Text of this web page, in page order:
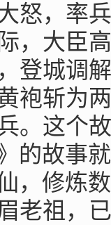
怒，率
，大臣
登城调
袍斩为
。这个
的故事
，修炼
老祖，